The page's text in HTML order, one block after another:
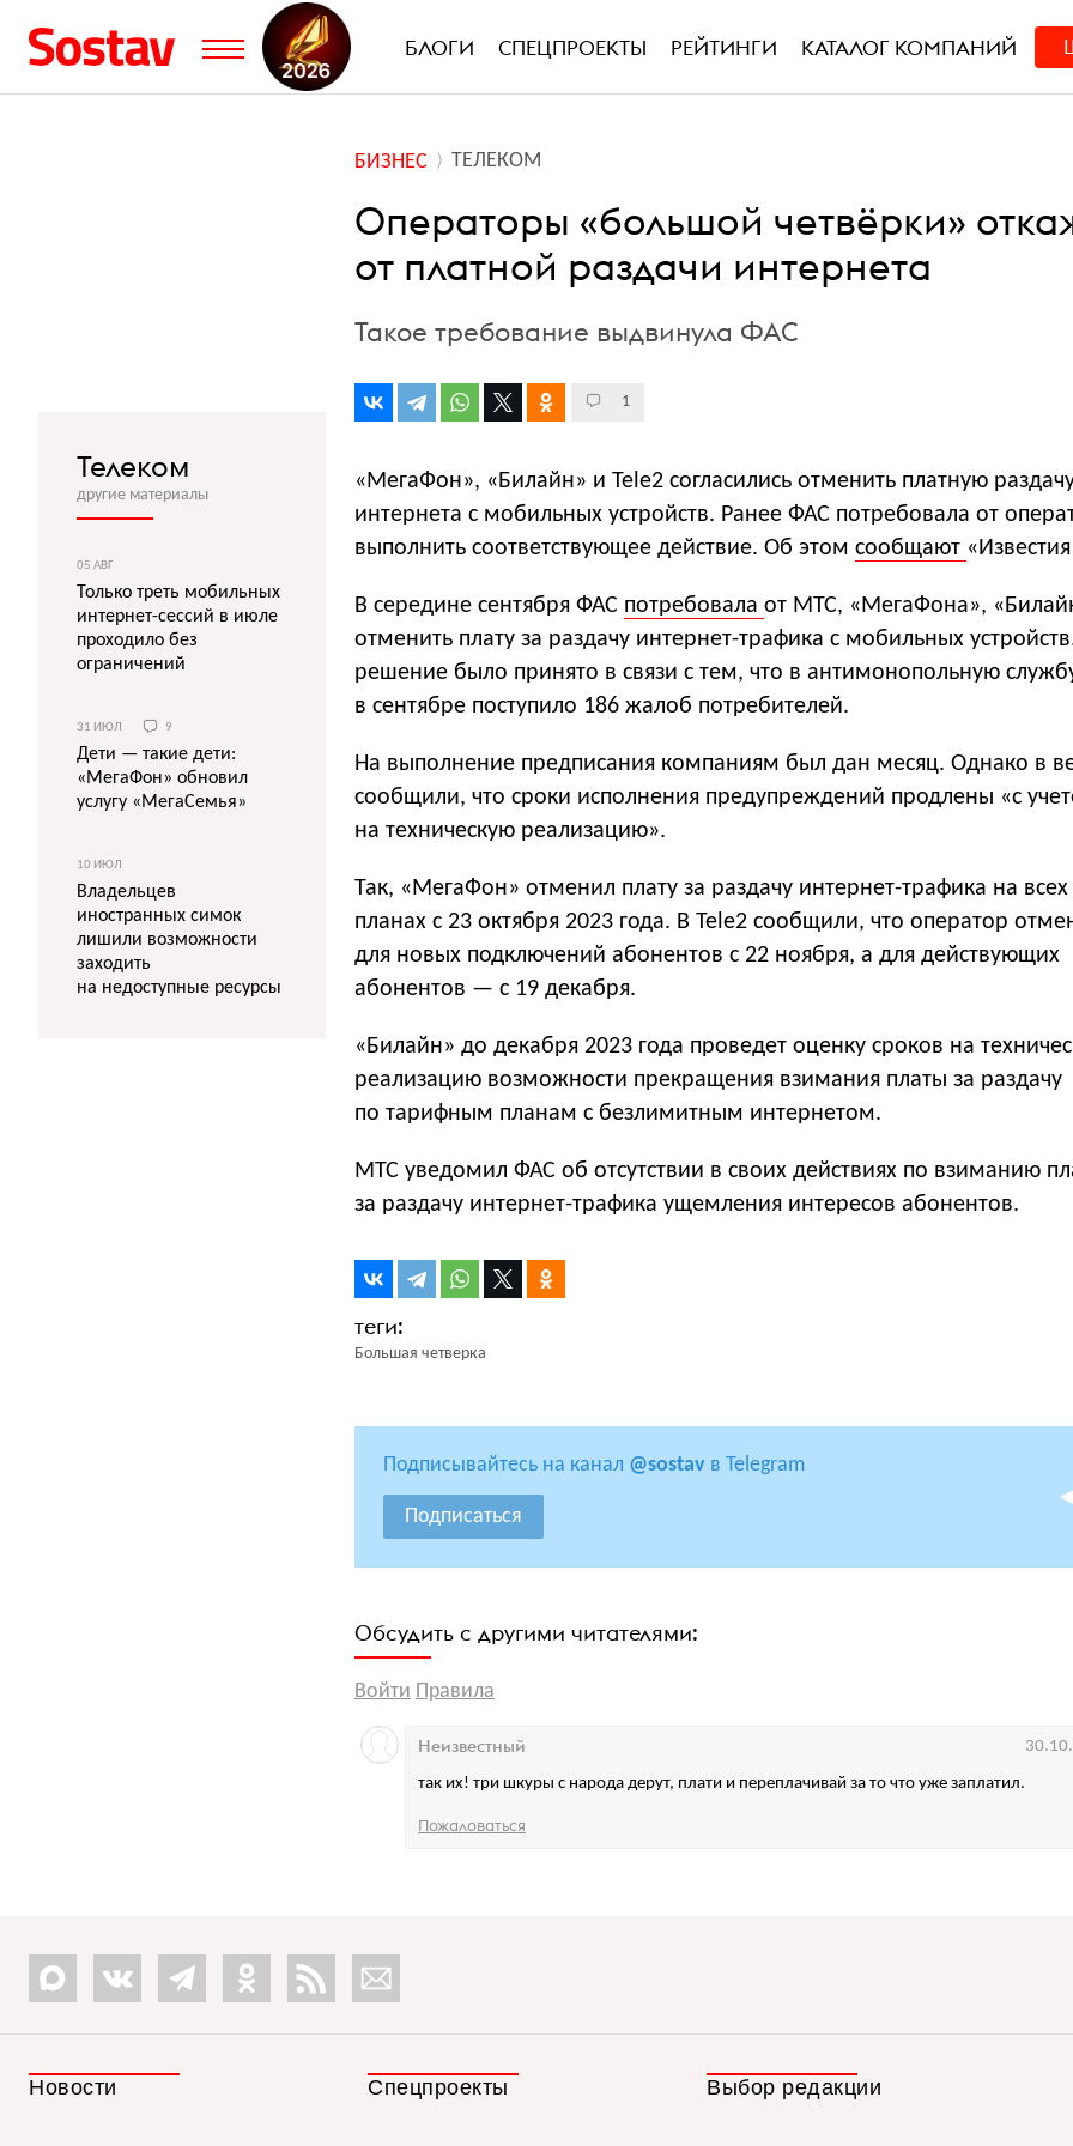
БЛОГИ СПЕЦПРОЕКТЫ РЕЙТИНГИ КАТАЛОГ КОМПАНИЙ
БИЗНЕС ТЕЛЕКОМ
Операторы «большой четвёрки»
от платной раздачи интернета
Такое требование выдвинула ФАС
1
«МегаФон», «Билайн» и Tele2 согласились отменить платную
интернета с мобильных устройств. Ранее ФАС потребовала от
выполнить соответствующее действие. Об этом сообщают
В середине сентября ФАС потребовала от МТС, «МегаФона»,
отменить плату за раздачу интернет-трафика с мобильных
решение было принято в связи с тем, что в антимонопольную
в сентябре поступило 186 жалоб потребителей.
На выполнение предписания компаниям был дан месяц. Однако в
сообщили, что сроки исполнения предупреждений продлены «с
на техническую реализацию».
Так, «МегаФон» отменил плату за раздачу интернет-трафика на
планах с 23 октября 2023 года. В Tele2 сообщили, что оператор
для новых подключений абонентов с 22 ноября, а для действующих
абонентов — с 19 декабря.
«Билайн» до декабря 2023 года проведет оценку сроков на
реализацию возможности прекращения взимания платы за раздачу
по тарифным планам с безлимитным интернетом.
МТС уведомил ФАС об отсутствии в своих действиях по взиманию
за раздачу интернет-трафика ущемления интересов абонентов.
Большая четверка
Подписывайтесь на канал @sostav в Telegram
Подписаться
Обсудить с другими читателями:
Войти Правила
так их! три шкуры с народа дерут, плати и переплачивай за то что уже заплатил.
Неизвестный
Пожаловаться
Телеком
другие материалы
05 АВГ
Только треть мобильных
интернет-сессий в июле
проходило без
ограничений
31 ИЮЛ 9
Дети — такие дети:
«МегаФон» обновил
услугу «МегаСемья»
10 ИЮЛ
Владельцев
иностранных симок
лишили возможности
заходить
на недоступные ресурсы
Новости Спецпроекты Выбор редакции